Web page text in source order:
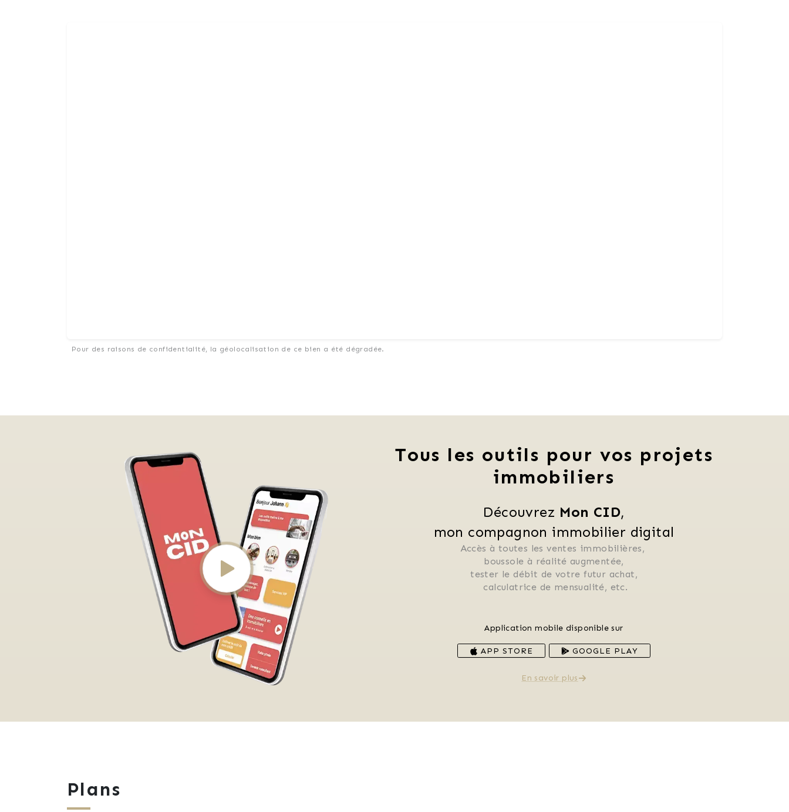
Pour des raisons de confidentialité, la géolocalisation de ce bien a été dégradée.
Tous les outils pour vos projets
immobiliers
Découvrez Mon CID,
mon compagnon immobilier digital
Accès à toutes les ventes immobilières,
boussole à réalité augmentée,
tester le débit de votre futur achat,
calculatrice de mensualité, etc.
Application mobile disponible sur
APP STORE GOOGLE PLAY
En savoir plus
Plans